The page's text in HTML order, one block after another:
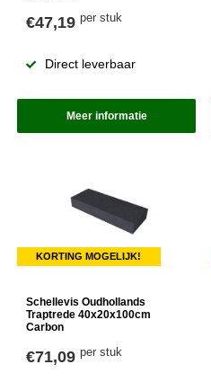
€47,19 per stuk
Direct leverbaar
Meer informatie
KORTING MOGELIJK!
Schellevis Oudhollands
Traptrede 40x20x100cm
Carbon
€71,09 per stuk